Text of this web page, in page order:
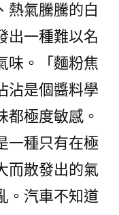
熱氣騰騰的白
出一種難以名
。「麵粉焦
沾是個醬料學
都極度敏感。
一種只有在極
而散發出的氣
。汽車不知道